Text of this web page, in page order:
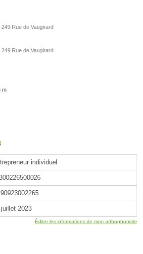
Rue de Vaugirard
Rue de Vaugirard
m
individuel
2023
Éditer les informations de mon orthophoniste